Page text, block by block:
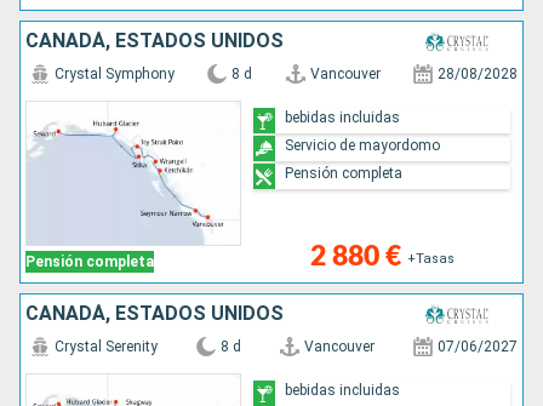
CANADÁ, ESTADOS UNIDOS
Pensión completa
Crystal Symphony 8 d Vancouver 28/08/2028
2 880 € +Tasas
bebidas incluidas
Servicio de mayordomo
Pensión completa
CANADÁ, ESTADOS UNIDOS
Crystal Serenity 8 d Vancouver 07/06/2027
bebidas incluidas